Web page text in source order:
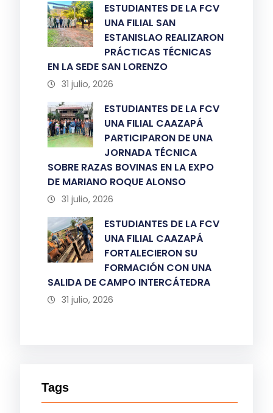
ESTUDIANTES DE LA FCV
UNA FILIAL SAN
ESTANISLAO REALIZARON
PRÁCTICAS TÉCNICAS
EN LA SEDE SAN LORENZO
31 julio, 2026
ESTUDIANTES DE LA FCV
UNA FILIAL CAAZAPÁ
PARTICIPARON DE UNA
JORNADA TÉCNICA
SOBRE RAZAS BOVINAS EN LA EXPO
DE MARIANO ROQUE ALONSO
31 julio, 2026
ESTUDIANTES DE LA FCV
UNA FILIAL CAAZAPÁ
FORTALECIERON SU
FORMACIÓN CON UNA
SALIDA DE CAMPO INTERCÁTEDRA
31 julio, 2026
Tags